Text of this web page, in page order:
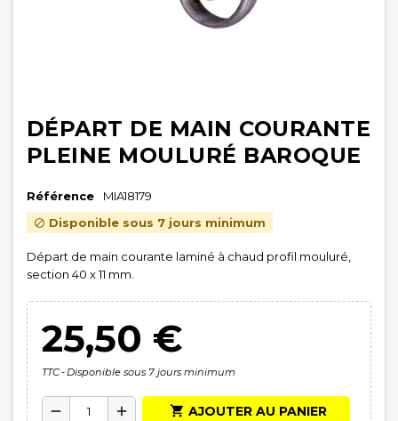
DÉPART DE MAIN COURANTE
PLEINE MOULURÉ BAROQUE
Référence MIA18179
 Disponible sous 7 jours minimum
Départ de main courante laminé à chaud profil mouluré,
section 40 x 11 mm.
25,50 €
TTC Disponible sous 7 jours minimum
remove add  AJOUTER AU PANIER